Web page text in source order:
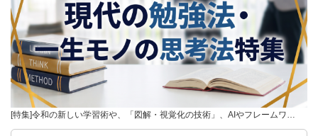
[特集]令和の新しい学習術や、「図解・視覚化の技術」、AIやフレームワ…